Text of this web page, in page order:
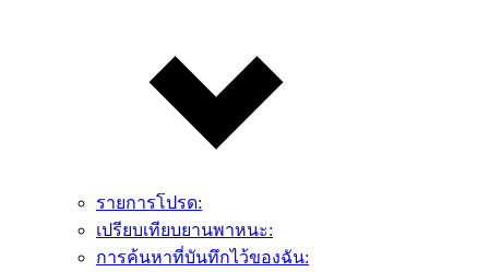
รายการโปรด:
เปรียบเทียบยานพาหนะ:
การค้นหาที่บันทึกไว้ของฉัน: